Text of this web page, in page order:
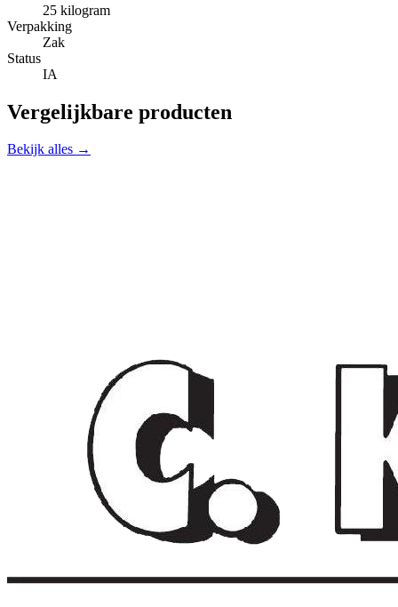
25 kilogram
Verpakking
Zak
Status
IA
Vergelijkbare producten
Bekijk alles →